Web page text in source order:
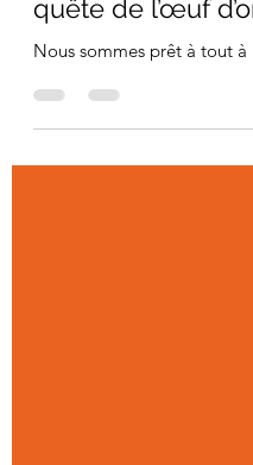
quête de l’œuf
Nous sommes prêt à tout à